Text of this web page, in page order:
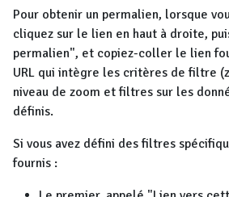
Pour obtenir un permalien, lorsque
cliquez sur le lien en haut à droite,
permalien", et copiez-coller le lien
URL qui intègre les critères de filtre
niveau de zoom et filtres sur les
définis.
Si vous avez défini des filtres
fournis :